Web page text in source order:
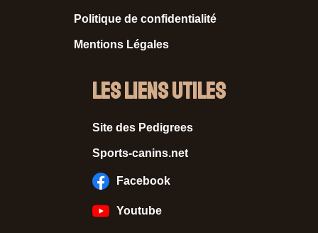
Politique de confidentialité
Mentions Légales
Les liens utiles
Site des Pedigrees
Sports-canins.net
Facebook
Youtube